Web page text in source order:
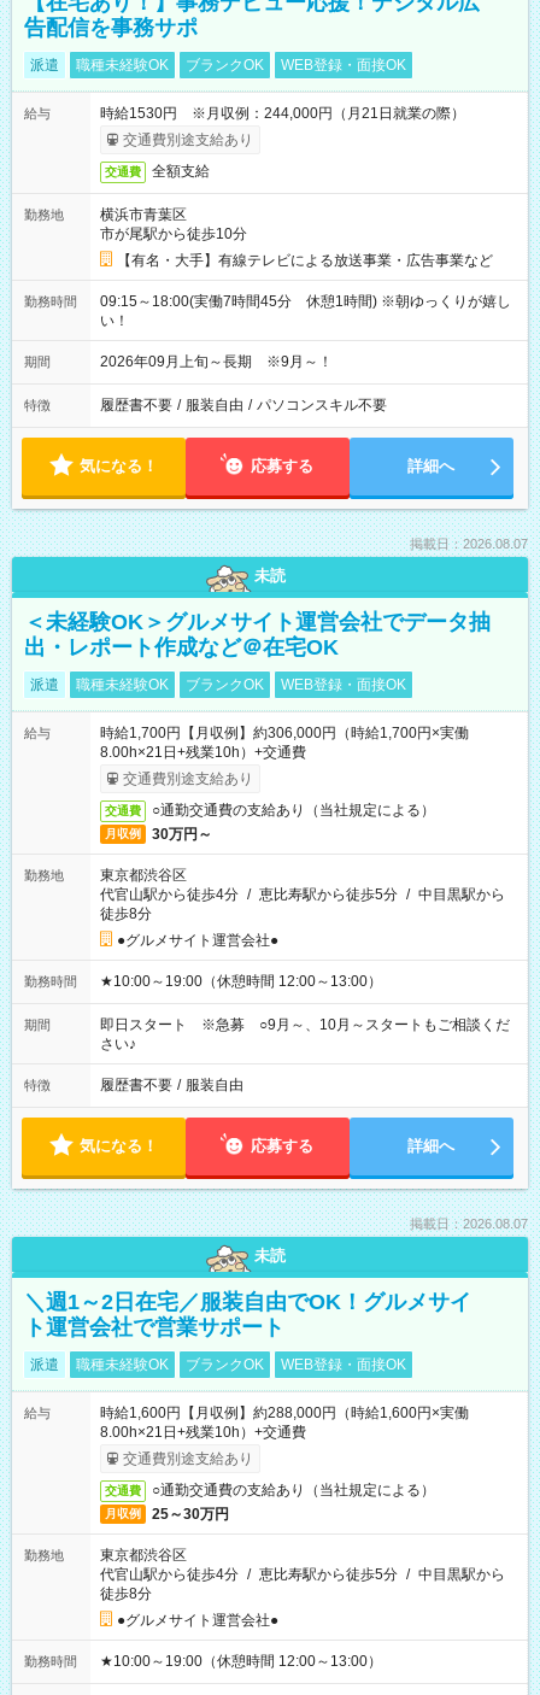
告配信を事務サポ
派遣 職種未経験OK ブランクOK WEB登録・面接OK
給与
時給1530円 ※月収例：244,000円（月21日就業の際）
交通費別途支給あり
交通費 全額支給
勤務地
横浜市青葉区
市が尾駅から徒歩10分
【有名・大手】有線テレビによる放送事業・広告事業など
勤務時間
09:15～18:00(実働7時間45分 休憩1時間) ※朝ゆっくりが嬉し
い！
期間 2026年09月上旬～長期 ※9月～！
特徴 履歴書不要 / 服装自由 / パソコンスキル不要
気になる！ 応募する 詳細へ
掲載日：2026.08.07
未読
＜未経験OK＞グルメサイト運営会社でデータ抽
出・レポート作成など＠在宅OK
派遣 職種未経験OK ブランクOK WEB登録・面接OK
給与
時給1,700円【月収例】約306,000円（時給1,700円×実働
8.00h×21日+残業10h）+交通費
交通費別途支給あり
交通費 ○通勤交通費の支給あり（当社規定による）
月収例 30万円～
勤務地
東京都渋谷区
代官山駅から徒歩4分 / 恵比寿駅から徒歩5分 / 中目黒駅から
徒歩8分
●グルメサイト運営会社●
勤務時間 ★10:00～19:00（休憩時間 12:00～13:00）
期間
即日スタート ※急募 ○9月～、10月～スタートもご相談くだ
さい♪
特徴 履歴書不要 / 服装自由
気になる！ 応募する 詳細へ
掲載日：2026.08.07
未読
＼週1～2日在宅／服装自由でOK！グルメサイ
ト運営会社で営業サポート
派遣 職種未経験OK ブランクOK WEB登録・面接OK
給与
時給1,600円【月収例】約288,000円（時給1,600円×実働
8.00h×21日+残業10h）+交通費
交通費別途支給あり
交通費 ○通勤交通費の支給あり（当社規定による）
月収例 25～30万円
勤務地
東京都渋谷区
代官山駅から徒歩4分 / 恵比寿駅から徒歩5分 / 中目黒駅から
徒歩8分
●グルメサイト運営会社●
勤務時間 ★10:00～19:00（休憩時間 12:00～13:00）